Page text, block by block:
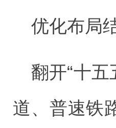
优化布局
翻开“十五
道、普速铁